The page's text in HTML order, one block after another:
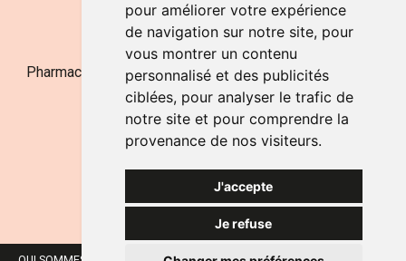
pour améliorer votre expérience
de navigation sur notre site, pour
vous montrer un contenu
personnalisé et des publicités
ciblées, pour analyser le trafic de
notre site et pour comprendre la
provenance de nos visiteurs.
J'accepte
Je refuse
NOUS CONTACTER
Pharmacie Jufarma - Fatima Abachra - APB 521704 - N°
Entreprise BE0882-700-592